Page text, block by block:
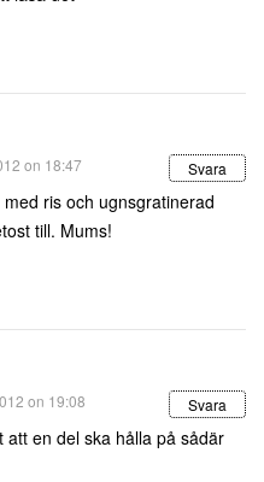
on 18:47 Svara
ris och ugnsgratinerad
till. Mums!
on 19:08 Svara
att en del ska hålla på sådär